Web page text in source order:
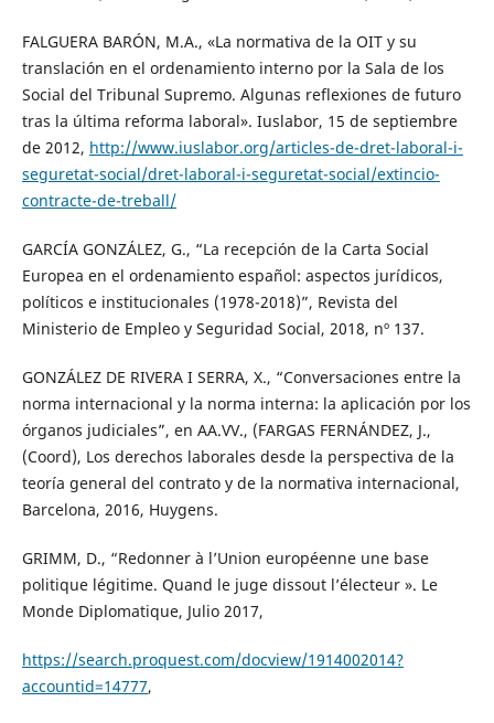
FALGUERA BARÓN, M.A., «La normativa de la OIT y su
translación en el ordenamiento interno por la Sala de los
Social del Tribunal Supremo. Algunas reflexiones de futuro
tras la última reforma laboral». Iuslabor, 15 de septiembre
de 2012, http://www.iuslabor.org/articles-de-dret-laboral-i-
seguretat-social/dret-laboral-i-seguretat-social/extincio-
contracte-de-treball/
GARCÍA GONZÁLEZ, G., “La recepción de la Carta Social
Europea en el ordenamiento español: aspectos jurídicos,
políticos e institucionales (1978-2018)”, Revista del
Ministerio de Empleo y Seguridad Social, 2018, nº 137.
GONZÁLEZ DE RIVERA I SERRA, X., “Conversaciones entre la
norma internacional y la norma interna: la aplicación por los
órganos judiciales”, en AA.VV., (FARGAS FERNÁNDEZ, J.,
(Coord), Los derechos laborales desde la perspectiva de la
teoría general del contrato y de la normativa internacional,
Barcelona, 2016, Huygens.
GRIMM, D., “Redonner à l’Union européenne une base
politique légitime. Quand le juge dissout l’électeur ». Le
Monde Diplomatique, Julio 2017,
https://search.proquest.com/docview/1914002014?
accountid=14777,